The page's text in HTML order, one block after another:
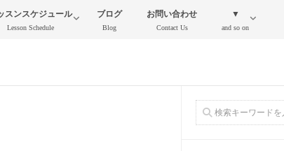
スンスケジュール
Lesson Schedule
ブログ
Blog
お問い合わせ
Contact Us
▼
and so on